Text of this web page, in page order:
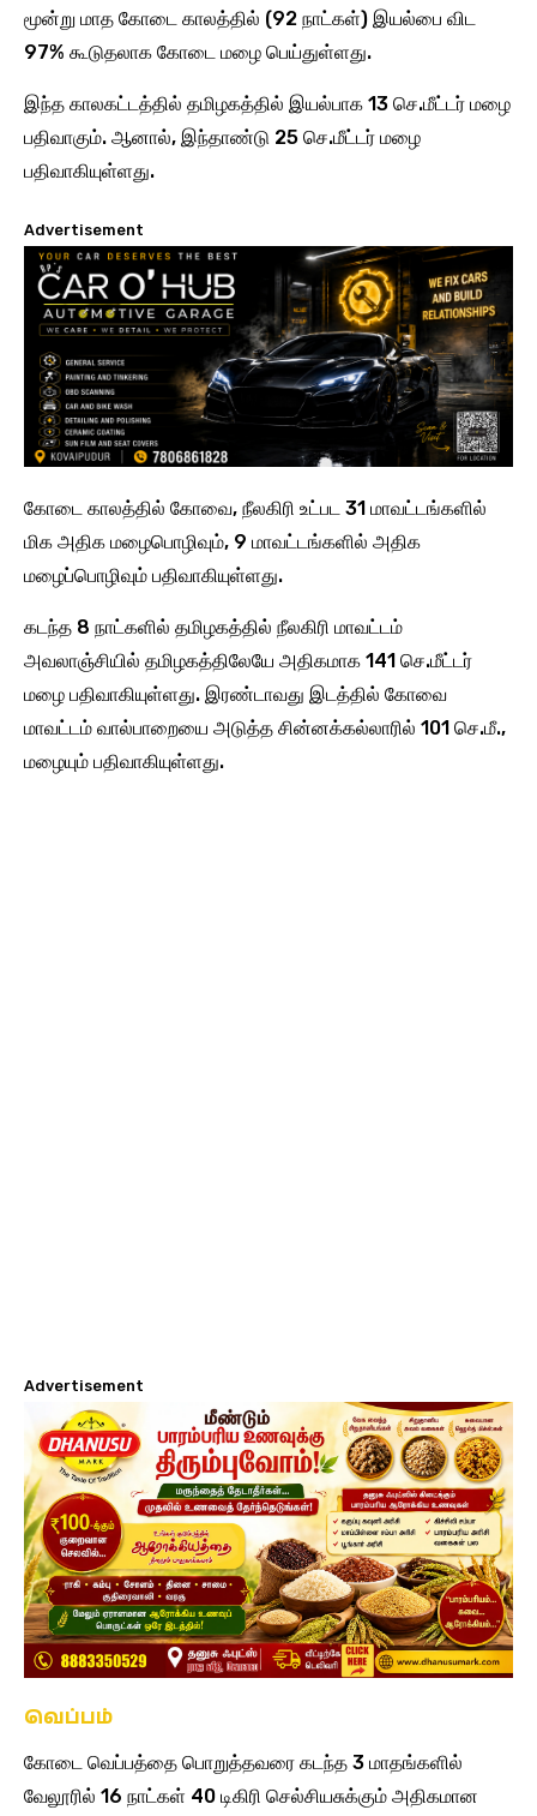
மூன்று மாத கோடை காலத்தில் (92 நாட்கள்) இயல்பை விட
97% கூடுதலாக கோடை மழை பெய்துள்ளது.
இந்த காலகட்டத்தில் தமிழகத்தில் இயல்பாக 13 செ.மீட்டர் மழை
பதிவாகும். ஆனால், இந்தாண்டு 25 செ.மீட்டர் மழை
பதிவாகியுள்ளது.
Advertisement
கோடை காலத்தில் கோவை, நீலகிரி உட்பட 31 மாவட்டங்களில்
மிக அதிக மழைபொழிவும், 9 மாவட்டங்களில் அதிக
மழைப்பொழிவும் பதிவாகியுள்ளது.
கடந்த 8 நாட்களில் தமிழகத்தில் நீலகிரி மாவட்டம்
அவலாஞ்சியில் தமிழகத்திலேயே அதிகமாக 141 செ.மீட்டர்
மழை பதிவாகியுள்ளது. இரண்டாவது இடத்தில் கோவை
மாவட்டம் வால்பாறையை அடுத்த சின்னக்கல்லாரில் 101 செ.மீ.,
மழையும் பதிவாகியுள்ளது.
Advertisement
வெப்பம்
கோடை வெப்பத்தை பொறுத்தவரை கடந்த 3 மாதங்களில்
வேலூரில் 16 நாட்கள் 40 டிகிரி செல்சியசுக்கும் அதிகமான